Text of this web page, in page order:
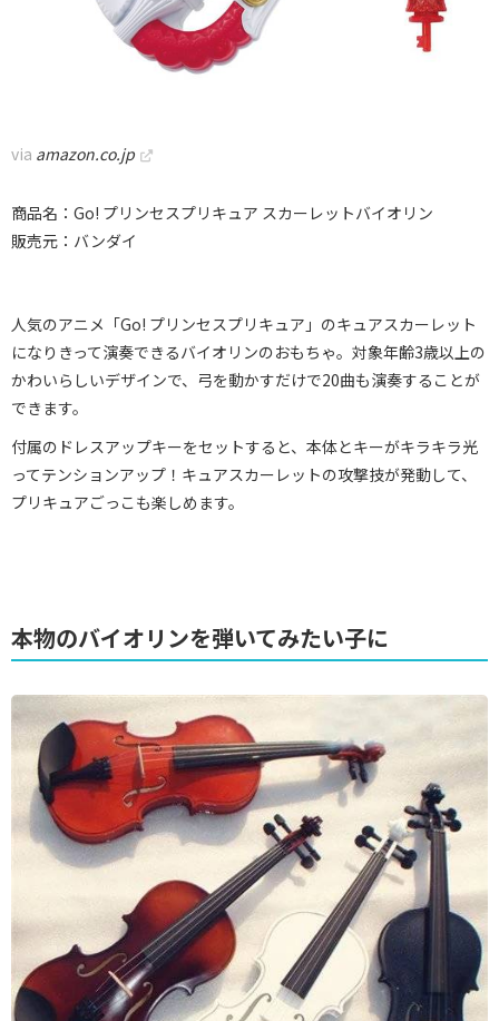
via amazon.co.jp
商品名：Go! プリンセスプリキュア スカーレットバイオリン
販売元：バンダイ
人気のアニメ「Go! プリンセスプリキュア」のキュアスカーレット
になりきって演奏できるバイオリンのおもちゃ。対象年齢3歳以上の
かわいらしいデザインで、弓を動かすだけで20曲も演奏することが
できます。
付属のドレスアップキーをセットすると、本体とキーがキラキラ光
ってテンションアップ！キュアスカーレットの攻撃技が発動して、
プリキュアごっこも楽しめます。
本物のバイオリンを弾いてみたい子に